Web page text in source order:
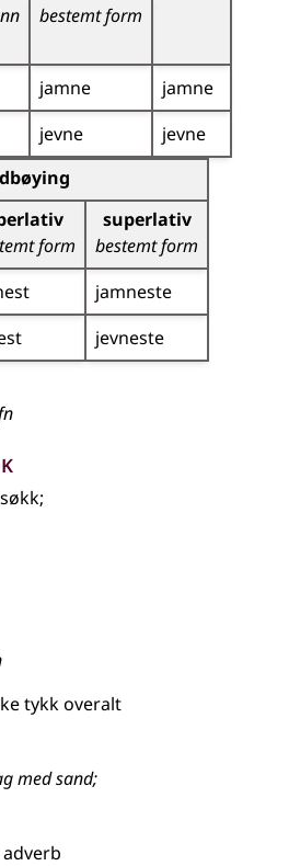
bestemt form
jamne
jamne
jevne
jevne
adjektivet (gradbøying)
form
superlativ
bestemt form
jamneste
jevneste
;
tykk overalt
med sand;
adverb